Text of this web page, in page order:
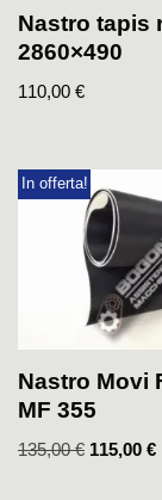
Nastro tapis
2860×490
110,00 €
In offerta!
Nastro Movi
MF 355
135,00€ 115,00 €